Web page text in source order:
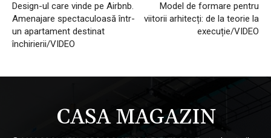
Design-ul care vinde pe Airbnb.
Amenajare spectaculoasă într-
un apartament destinat
închirierii/VIDEO
Model de formare pentru
viitorii arhitecți: de la teorie la
execuție/VIDEO
CASA MAGAZIN